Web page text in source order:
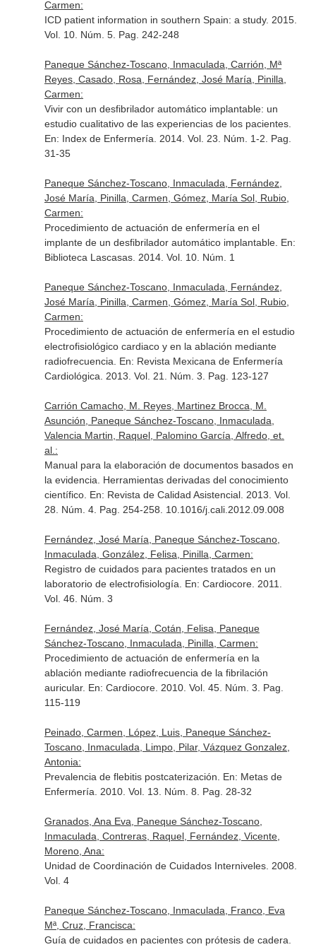
Carmen:
ICD patient information in southern Spain: a study. 2015.
Vol. 10. Núm. 5. Pag. 242-248
Paneque Sánchez-Toscano, Inmaculada, Carrión, Mª
Reyes, Casado, Rosa, Fernández, José María, Pinilla,
Carmen:
Vivir con un desfibrilador automático implantable: un
estudio cualitativo de las experiencias de los pacientes.
En: Index de Enfermería . 2014. Vol. 23. Núm. 1-2. Pag.
31-35
Paneque Sánchez-Toscano, Inmaculada, Fernández,
José María, Pinilla, Carmen, Gómez, María Sol, Rubio,
Carmen:
Procedimiento de actuación de enfermería en el
implante de un desfibrilador automático implantable. En:
Biblioteca Lascasas. 2014. Vol. 10. Núm. 1
Paneque Sánchez-Toscano, Inmaculada, Fernández,
José María, Pinilla, Carmen, Gómez, María Sol, Rubio,
Carmen:
Procedimiento de actuación de enfermería en el estudio
electrofisiológico cardiaco y en la ablación mediante
radiofrecuencia. En: Revista Mexicana de Enfermería
Cardiológica . 2013. Vol. 21. Núm. 3. Pag. 123-127
Carrión Camacho, M. Reyes, Martinez Brocca, M.
Asunción, Paneque Sánchez-Toscano, Inmaculada,
Valencia Martin, Raquel, Palomino García, Alfredo, et.
al.:
Manual para la elaboración de documentos basados en
la evidencia. Herramientas derivadas del conocimiento
científico. En: Revista de Calidad Asistencial. 2013. Vol.
28. Núm. 4. Pag. 254-258. 10.1016/j.cali.2012.09.008
Fernández, José María, Paneque Sánchez-Toscano,
Inmaculada, González, Felisa, Pinilla, Carmen:
Registro de cuidados para pacientes tratados en un
laboratorio de electrofisiología. En: Cardiocore. 2011.
Vol. 46. Núm. 3
Fernández, José María, Cotán, Felisa, Paneque
Sánchez-Toscano, Inmaculada, Pinilla, Carmen:
Procedimiento de actuación de enfermería en la
ablación mediante radiofrecuencia de la fibrilación
auricular. En: Cardiocore. 2010. Vol. 45. Núm. 3. Pag.
115-119
Peinado, Carmen, López, Luis, Paneque Sánchez-
Toscano, Inmaculada, Limpo, Pilar, Vázquez Gonzalez,
Antonia:
Prevalencia de flebitis postcaterización. En: Metas de
Enfermería . 2010. Vol. 13. Núm. 8. Pag. 28-32
Granados, Ana Eva, Paneque Sánchez-Toscano,
Inmaculada, Contreras, Raquel, Fernández, Vicente,
Moreno, Ana:
Unidad de Coordinación de Cuidados Interniveles. 2008.
Vol. 4
Paneque Sánchez-Toscano, Inmaculada, Franco, Eva
Mª, Cruz, Francisca:
Guía de cuidados en pacientes con prótesis de cadera.